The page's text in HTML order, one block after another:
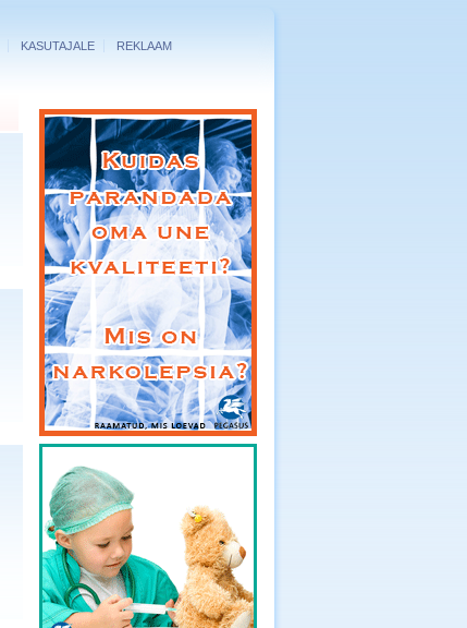
KASUTAJALE REKLAAM